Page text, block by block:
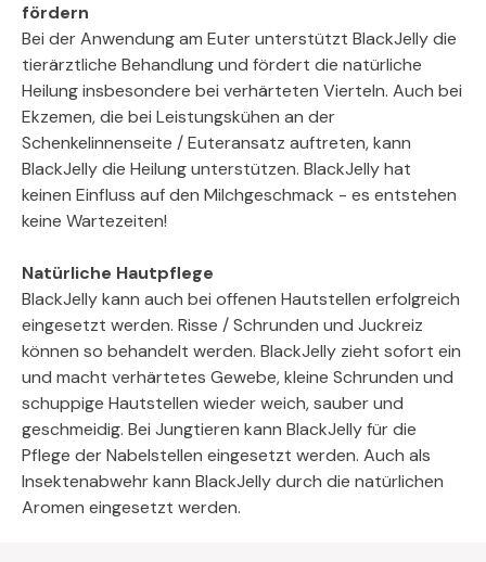
fördern
Bei der Anwendung am Euter unterstützt BlackJelly die
tierärztliche Behandlung und fördert die natürliche
Heilung insbesondere bei verhärteten Vierteln. Auch bei
Ekzemen, die bei Leistungskühen an der
Schenkelinnenseite / Euteransatz auftreten, kann
BlackJelly die Heilung unterstützen. BlackJelly hat
keinen Einfluss auf den Milchgeschmack - es entstehen
keine Wartezeiten!
Natürliche Hautpflege
BlackJelly kann auch bei offenen Hautstellen erfolgreich
eingesetzt werden. Risse / Schrunden und Juckreiz
können so behandelt werden. BlackJelly zieht sofort ein
und macht verhärtetes Gewebe, kleine Schrunden und
schuppige Hautstellen wieder weich, sauber und
geschmeidig. Bei Jungtieren kann BlackJelly für die
Pflege der Nabelstellen eingesetzt werden. Auch als
Insektenabwehr kann BlackJelly durch die natürlichen
Aromen eingesetzt werden.